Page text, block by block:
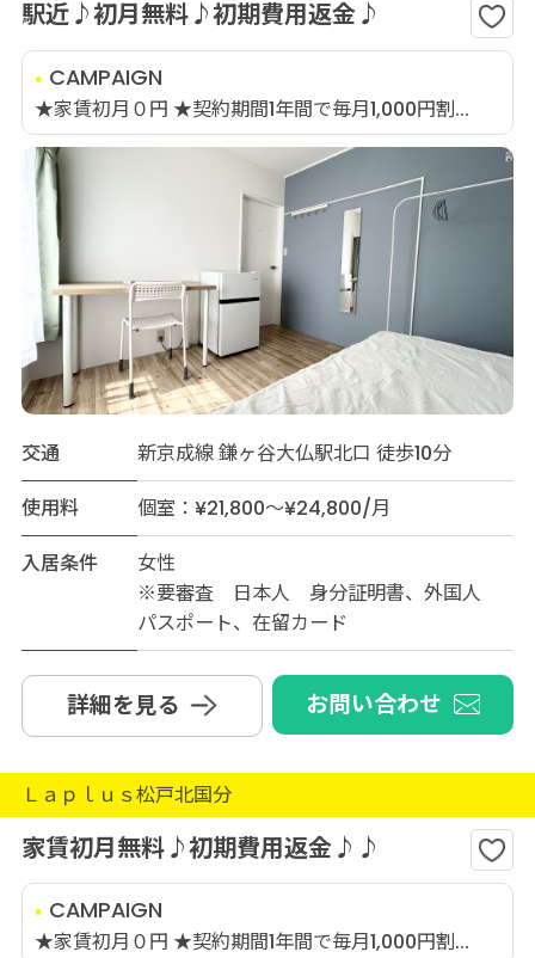
駅近♪初月無料♪初期費用返金♪
CAMPAIGN
★家賃初月０円 ★契約期間1年間で毎月1,000円割...
交通
新京成線 鎌ヶ谷大仏駅北口 徒歩10分
使用料
個室：¥21,800～¥24,800/月
入居条件
女性
※要審査 日本人 身分証明書、外国人
パスポート、在留カード
詳細を見る お問い合わせ
Ｌａｐｌｕｓ松戸北国分
家賃初月無料♪初期費用返金♪♪
CAMPAIGN
★家賃初月０円 ★契約期間1年間で毎月1,000円割...